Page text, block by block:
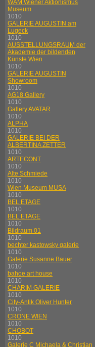
WAM Wiener Aktionismus
Museum
1010
GALERIE AUGUSTIN am
Lugeck
1010
AUSSTELLUNGSRAUM der
Akademie der bildenden
Künste Wien
1010
GALERIE AUGUSTIN
Showroom
1010
AG18 Gallery
1010
Gallery AVATAR
1010
ALPHA
1010
GALERIE BEI DER
ALBERTINA ZETTER
1010
ARTECONT
1010
Alte Schmiede
1010
Wien Museum MUSA
1010
BEL ETAGE
1010
BEL ETAGE
1010
Bildraum 01
1010
bechter kastowsky galerie
1010
Galerie Susanne Bauer
1010
bahoe art house
1010
CHARIM GALERIE
1010
City-Antik Oliver Hunter
1010
CRONE WIEN
1010
CHOBOT
1010
Galerie C Michaela & Christian